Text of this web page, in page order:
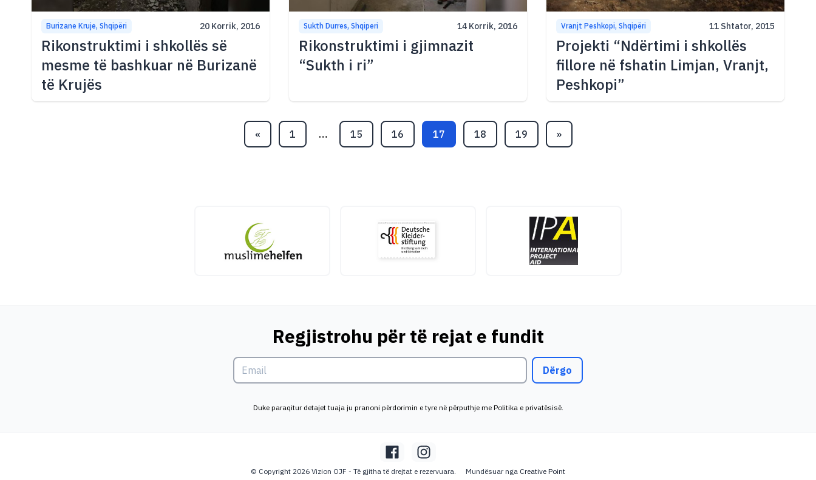
Burizane Kruje, Shqipëri 20 Korrik, 2016
Rikonstruktimi i shkollës së
mesme të bashkuar në Burizanë
të Krujës
Sukth Durres, Shqiperi 14 Korrik, 2016
Rikonstruktimi i gjimnazit
“Sukth i ri”
Vranjt Peshkopi, Shqipëri 11 Shtator, 2015
Projekti “Ndërtimi i shkollës
fillore në fshatin Limjan, Vranjt,
Peshkopi”
« 1 … 15 16 17 18 19 »
Regjistrohu për të rejat e fundit
Dërgo
Duke paraqitur detajet tuaja ju pranoni përdorimin e tyre në përputhje me Politika e privatësisë.
© Copyright 2026 Vizion OJF - Të gjitha të drejtat e rezervuara. Mundësuar nga Creative Point